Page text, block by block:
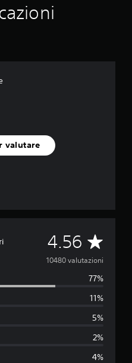
valutare
4.56 V
a
u
10480 valutazioni
77%
11%
5%
2%
4%